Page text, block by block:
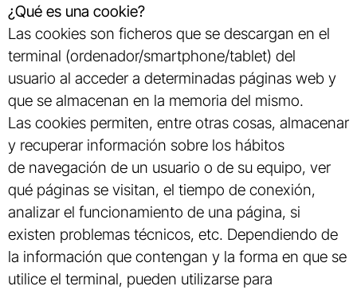
¿Qué es una cookie?
Las cookies son ficheros que se descargan en el
terminal (ordenador/smartphone/tablet) del
usuario al acceder a determinadas páginas web y
que se almacenan en la memoria del mismo.
Las cookies permiten, entre otras cosas, almacenar
y recuperar información sobre los hábitos
de navegación de un usuario o de su equipo, ver
qué páginas se visitan, el tiempo de conexión,
analizar el funcionamiento de una página, si
existen problemas técnicos, etc. Dependiendo de
la información que contengan y la forma en que se
utilice el terminal, pueden utilizarse para